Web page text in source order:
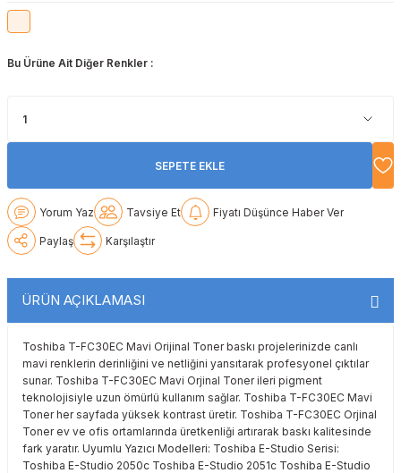
Sharp
Toshiba
Triumph Adler
Toshiba
Triumph Adler
Utax
Bu Ürüne Ait Diğer Renkler :
SEPETE EKLE
Yorum Yaz Tavsiye Et Fiyatı Düşünce Haber Ver
Paylaş Karşılaştır
ÜRÜN AÇIKLAMASI
Toshiba T-FC30EC Mavi Orijinal Toner baskı projelerinizde canlı
mavi renklerin derinliğini ve netliğini yansıtarak profesyonel çıktılar
sunar. Toshiba T-FC30EC Mavi Orjinal Toner ileri pigment
teknolojisiyle uzun ömürlü kullanım sağlar. Toshiba T-FC30EC Mavi
Toner her sayfada yüksek kontrast üretir. Toshiba T-FC30EC Orjinal
Toner ev ve ofis ortamlarında üretkenliği artırarak baskı kalitesinde
fark yaratır. Uyumlu Yazıcı Modelleri: Toshiba E-Studio Serisi:
Toshiba E-Studio 2050c Toshiba E-Studio 2051c Toshiba E-Studio